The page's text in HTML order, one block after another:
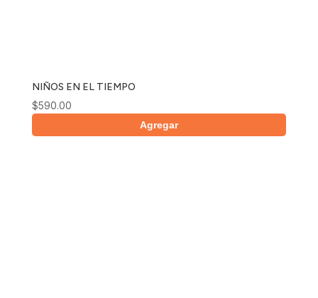
NIÑOS EN EL TIEMPO
$590.00
Agregar